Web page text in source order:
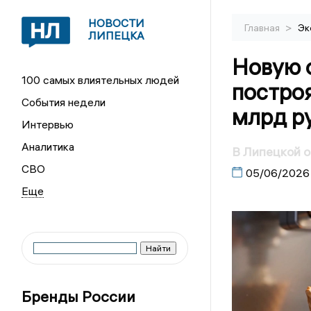
НОВОСТИ
ЛИПЕЦКА
100 самых влиятельных людей
События недели
Интервью
Аналитика
СВО
Бренды России
Главная >
Новую
млрд
В Липецкой
05/06/2026